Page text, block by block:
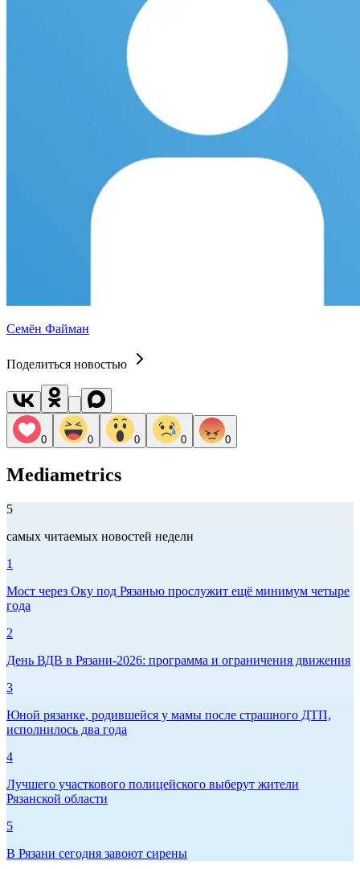
Семён Файман
Поделиться новостью
0 0 0 0 0
Mediametrics
5
самых читаемых новостей недели
1
Мост через Оку под Рязанью прослужит ещё минимум четыре
года
2
День ВДВ в Рязани‑2026: программа и ограничения движения
3
Юной рязанке, родившейся у мамы после страшного ДТП,
исполнилось два года
4
Лучшего участкового полицейского выберут жители
Рязанской области
5
В Рязани сегодня завоют сирены